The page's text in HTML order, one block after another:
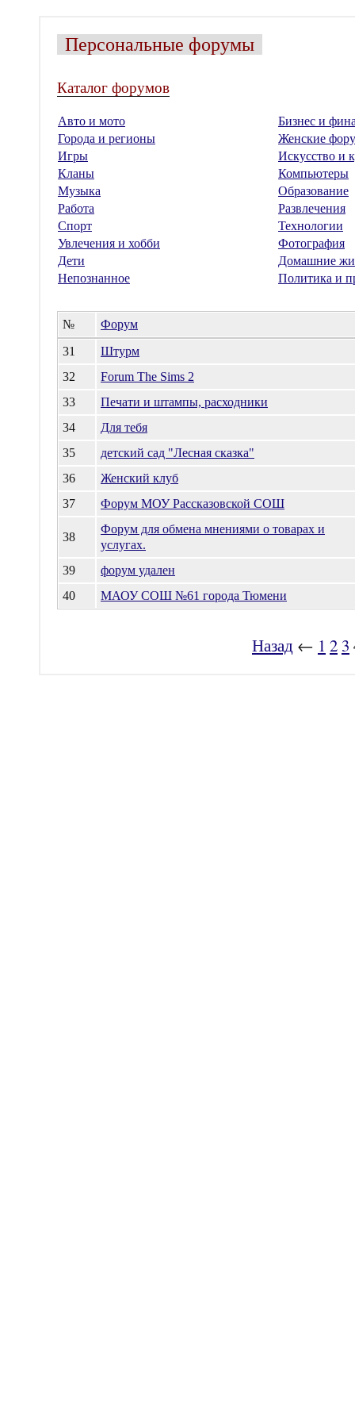
Персональные форумы
Каталог форумов
Авто и мото
Бизнес и
Города и регионы
Женские
Игры
Искусство и
Кланы
Компьютеры
Музыка
Образование
Работа
Развлечения
Спорт
Технологии
Увлечения и хобби
Фотография
Дети
Домашние
Непознанное
Политика и
№
Форум
31
Штурм
32
Forum The Sims 2
33
Печати и штампы, расходники
34
Для тебя
35
детский сад "Лесная сказка"
36
Женский клуб
37
Форум МОУ Рассказовской СОШ
38
Форум для обмена мнениями о товарах и
услугах.
39
форум удален
40
МАОУ СОШ №61 города Тюмени
Назад ← 1 2 3